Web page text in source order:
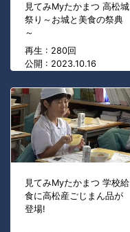
見てみMyたかまつ 高松城
祭り～お城と美食の祭典
～
再生 : 280回
公開 : 2023.10.16
見てみMyたかまつ 学校給
食に高松産ごじまん品が
登場!